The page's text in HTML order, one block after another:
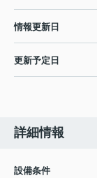
情報更新日
更新予定日
詳細情報
設備条件